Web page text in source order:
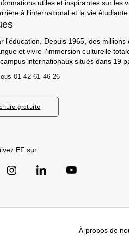
utiles et inspirantes sur les
à l'international et la vie étudiante.
l'éducation. Depuis 1965, des millions
et vivre l'immersion culturelle
internationaux situés dans 19
01 42 61 46 26
gratuite
EF sur
À propos de